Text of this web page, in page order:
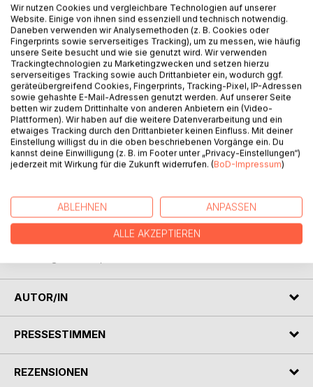
Als Quelle der Märchen diente ein in arabischer Handschrift
verfasstes Manuskript, das von Antoine Galland in die
französische Sprache übersetzt und im Jahre 1704 in Paris
veröffentlich wurde. Die Übersetzung gilt seitdem als
Quelle unzähliger Veröffentlichungen.
Es ging um einen König, der, sooft er ein Mädchen
heiratete, es am Morgen nach der Hochzeit töten ließ, bis
er die geistreiche Tochter Scheherasad seines Vezirs
heiratete, die ihn mit Märchen unterhielt, deren Ende am
nächsten Morgen hören wollte. So vergingen 1001 Nächte,
während der sie seine Gattin wurde und ihm ein Kind gebar.
Eins der spannendsten Märchen, das sie ihm über mehrere
Ali Baba und die vierzig Räuber. Ali Baba verdient sein Geld
als Holzfäller. Er findet Zugang zu unermesslichen
Schätzen in einer Berghöhle, die er mit zwei Worten öffnen
kann. 40 Räuber jagen ihn, während Morgiana, eine
AUTOR/IN
PRESSESTIMMEN
REZENSIONEN
Wir nutzen Cookies und vergleichbare Technologien auf unserer
Website. Einige von ihnen sind essenziell und technisch notwendig.
Daneben verwenden wir Analysemethoden (z. B. Cookies oder
Fingerprints sowie serverseitiges Tracking), um zu messen, wie häufig
unsere Seite besucht und wie sie genutzt wird. Wir verwenden
Trackingtechnologien zu Marketingzwecken und setzen hierzu
serverseitiges Tracking sowie auch Drittanbieter ein, wodurch ggf.
geräteübergreifend Cookies, Fingerprints, Tracking-Pixel, IP-Adressen
sowie gehashte E-Mail-Adressen genutzt werden. Auf unserer Seite
betten wir zudem Drittinhalte von anderen Anbietern ein (Video-
Plattformen). Wir haben auf die weitere Datenverarbeitung und ein
etwaiges Tracking durch den Drittanbieter keinen Einfluss. Mit deiner
Einstellung willigst du in die oben beschriebenen Vorgänge ein. Du
kannst deine Einwilligung (z. B. im Footer unter „Privacy-Einstellungen“)
jederzeit mit Wirkung für die Zukunft widerrufen. (BoD-Impressum)
ABLEHNEN ANPASSEN
ALLE AKZEPTIEREN